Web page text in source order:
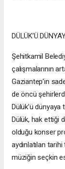
DÜLÜK’Ü
Şehitkamil
çalışmalarının
Gaziantep’in
de öncü
Dülük’ü dünyaya
Dülük, hak ettiği
olduğu konser
aydınlatılan
müziğin seçkin